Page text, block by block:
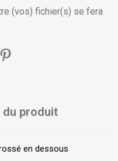
(vos) fichier(s) se fera
du produit
en dessous